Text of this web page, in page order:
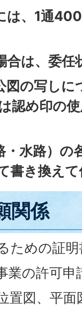
は、1通
合は、委任
図の写しに
認め印の
水路）の
書き換え
関係
ための証
業の許可
置図、平